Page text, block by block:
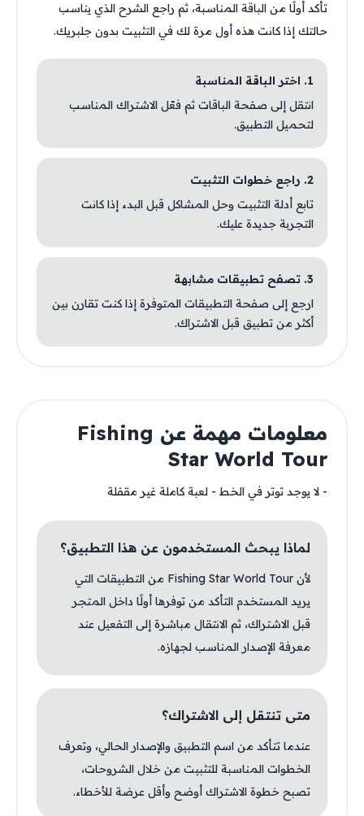
تأكد أولًا من الباقة المناسبة، ثم راجع الشرح الذي يناسب
حالتك إذا كانت هذه أول مرة لك في التثبيت بدون جلبريك.
1. اختر الباقة المناسبة
انتقل إلى صفحة الباقات ثم فعّل الاشتراك المناسب
لتحميل التطبيق.
2. راجع خطوات التثبيت
تابع أدلة التثبيت وحل المشاكل قبل البدء إذا كانت
التجربة جديدة عليك.
3. تصفح تطبيقات مشابهة
ارجع إلى صفحة التطبيقات المتوفرة إذا كنت تقارن بين
أكثر من تطبيق قبل الاشتراك.
معلومات مهمة عن Fishing
Star World Tour
- لا يوجد توتر في الخط - لعبة كاملة غير مقفلة
لماذا يبحث المستخدمون عن هذا التطبيق؟
لأن Fishing Star World Tour من التطبيقات التي
يريد المستخدم التأكد من توفرها أولًا داخل المتجر
قبل الاشتراك، ثم الانتقال مباشرة إلى التفعيل عند
معرفة الإصدار المناسب لجهازه.
متى تنتقل إلى الاشتراك؟
عندما تتأكد من اسم التطبيق والإصدار الحالي، وتعرف
الخطوات المناسبة للتثبيت من خلال الشروحات،
تصبح خطوة الاشتراك أوضح وأقل عرضة للأخطاء.